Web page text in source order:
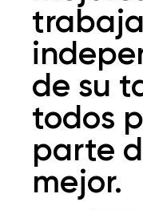
de su
todos
parte
mejor.